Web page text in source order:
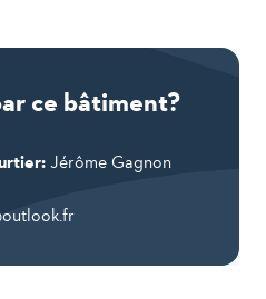
ce bâtiment?
Jérôme Gagnon